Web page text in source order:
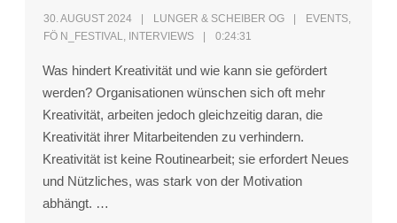
30. AUGUST 2024 LUNGER & SCHEIBER OG EVENTS,
FÖ N_FESTIVAL, INTERVIEWS 0:24:31
Was hindert Kreativität und wie kann sie gefördert
werden? Organisationen wünschen sich oft mehr
Kreativität, arbeiten jedoch gleichzeitig daran, die
Kreativität ihrer Mitarbeitenden zu verhindern.
Kreativität ist keine Routinearbeit; sie erfordert Neues
und Nützliches, was stark von der Motivation
abhängt. …